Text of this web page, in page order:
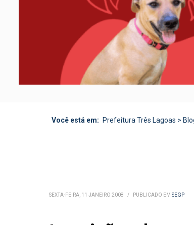
Você está em: Prefeitura Três Lagoas >
SEXTA-FEIRA, 11 JANEIRO 2008 / PUBLICADO EM SEGP